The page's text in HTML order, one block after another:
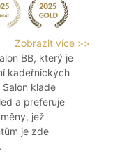
Zobrazit více >>
BB, který je
kadeřnických
klade
a preferuje
jež
je zde